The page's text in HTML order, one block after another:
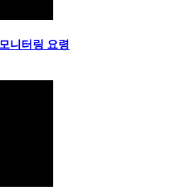
니터링 요령